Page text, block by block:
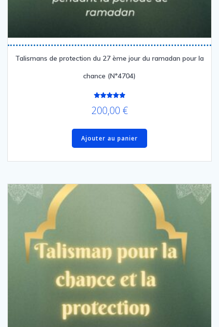
Talismans de protection du 27 ème jour du ramadan pour la
chance (N°4704)
5.00
sur 5
200,00 €
Ajouter au panier